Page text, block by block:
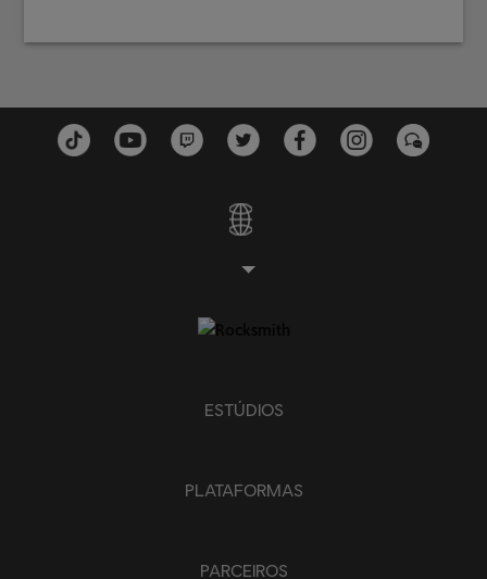
ESTÚDIOS
PLATAFORMAS
PARCEIROS